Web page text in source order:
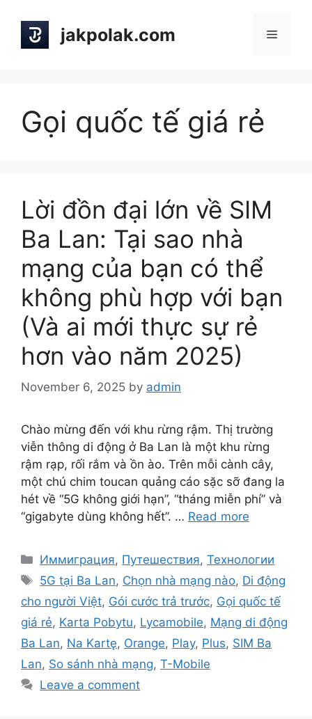
content
jakpolak.com Menu
Gọi quốc tế giá rẻ
Lời đồn đại lớn về SIM
Ba Lan: Tại sao nhà
mạng của bạn có thể
không phù hợp với bạn
(Và ai mới thực sự rẻ
hơn vào năm 2025)
November 6, 2025 by admin
Chào mừng đến với khu rừng rậm. Thị trường
viễn thông di động ở Ba Lan là một khu rừng
rậm rạp, rối rắm và ồn ào. Trên mỗi cành cây,
một chú chim toucan quảng cáo sặc sỡ đang la
hét về “5G không giới hạn”, “tháng miễn phí” và
“gigabyte dùng không hết”. … Read more
Categories
Иммиграция, Путешествия,Технологии
Tags
5G tại Ba Lan, Chọn nhà mạng nào, Di động
cho người Việt, Gói cước trả trước, Gọi quốc tế
giá rẻ, Karta Pobytu, Lycamobile, Mạng di động
Ba Lan, Na Kartę, Orange, Play, Plus, SIM Ba
Lan, So sánh nhà mạng, T-Mobile
Leave a comment